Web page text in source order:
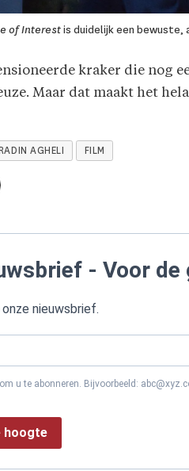
of Interestis duidelijk een bewuste,
kraker die nog
Maar dat maakt het
AGHELI FILM
- Voor
nieuwsbrief.
u te abonneren. Bijvoorbeeld:
hoogte